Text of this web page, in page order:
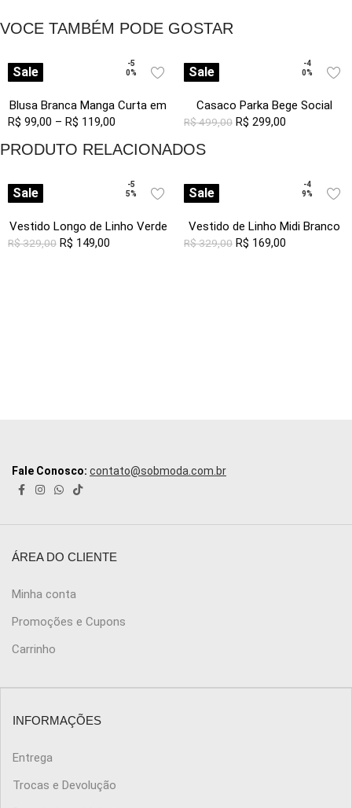
VOCE TAMBÉM PODE GOSTAR
Sale
-5
0%
Blusa Branca Manga Curta em
Viscose com Linho Sob
R$ 99,00 – R$ 119,00
Sale
-4
0%
Casaco Parka Bege Social
Forrada com Capuz Sob
R$499,00 R$ 299,00
PRODUTO RELACIONADOS
Sale
-5
5%
Vestido Longo de Linho Verde
Gola V com Bolsos Sob
R$329,00 R$ 149,00
Sale
-4
9%
Vestido de Linho Midi Branco
Decote V Transpassado
R$329,00 R$ 169,00
Fale Conosco: contato@sobmoda.com.br
ÁREA DO CLIENTE
Minha conta
Promoções e Cupons
Carrinho
INFORMAÇÕES
Entrega
Trocas e Devolução